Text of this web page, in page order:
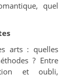
quel
arts : quelles
? Entre
et oubli,